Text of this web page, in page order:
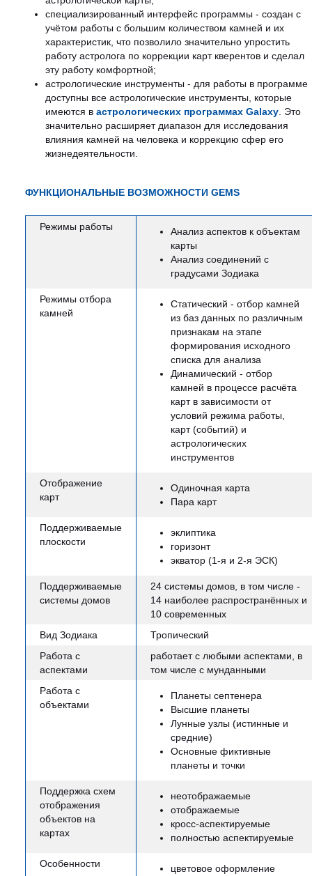
специализированный интерфейс программы - создан с
учётом работы с большим количеством камней и их
характеристик, что позволило значительно упростить
работу астролога по коррекции карт кверентов и сделал
эту работу комфортной;
астрологические инструменты - для работы в программе
доступны все астрологические инструменты, которые
имеются в астрологических программах Galaxy. Это
значительно расширяет диапазон для исследования
влияния камней на человека и коррекцию сфер его
жизнедеятельности.
ФУНКЦИОНАЛЬНЫЕ ВОЗМОЖНОСТИ GEMS
Режимы работы
Анализ аспектов к объектам
карты
Анализ соединений с
градусами Зодиака
Режимы отбора
камней
Статический - отбор камней
из баз данных по различным
признакам на этапе
формирования исходного
списка для анализа
Динамический - отбор
камней в процессе расчёта
карт в зависимости от
условий режима работы,
карт (событий) и
астрологических
инструментов
Отображение
карт
Одиночная карта
Пара карт
Поддерживаемые
плоскости
эклиптика
горизонт
экватор (1-я и 2-я ЭСК)
Поддерживаемые
системы домов
24 системы домов, в том числе -
14 наиболее распространённых и
10 современных
Вид Зодиака
Тропический
Работа с
аспектами
работает с любыми аспектами, в
том числе с мунданными
Работа с
объектами
Планеты септенера
Высшие планеты
Лунные узлы (истинные и
средние)
Основные фиктивные
планеты и точки
Поддержка схем
отображения
объектов на
картах
неотображаемые
отображаемые
кросс-аспектируемые
полностью аспектируемые
Особенности
цветовое оформление